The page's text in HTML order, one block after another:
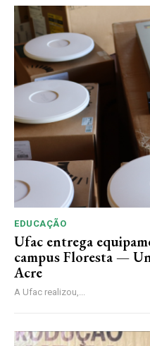
EDUCAÇÃO
Ufac entrega
campus Floresta —
Acre
A Ufac realizou,...